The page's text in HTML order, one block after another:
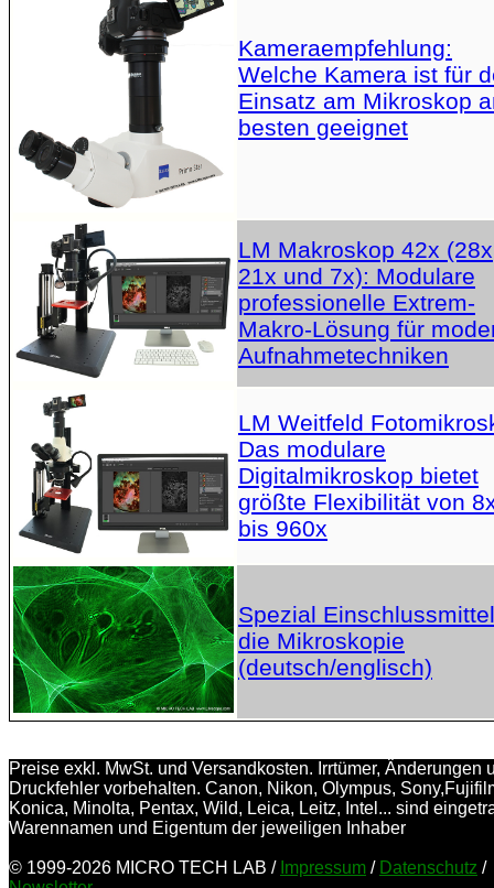
Kameraempfehlung:
Welche Kamera ist für
Einsatz am Mikroskop
besten geeignet
LM Makroskop 42x
21x und 7x): Modulare
professionelle Extrem-
Makro-Lösung für
Aufnahmetechniken
LM Weitfeld
Das modulare
Digitalmikroskop bietet
größte Flexibilität von
bis 960x
Spezial
die Mikroskopie
(deutsch/englisch)
Preise exkl. MwSt. und Versandkosten. Irrtümer, Änderungen
Druckfehler vorbehalten. Canon, Nikon, Olympus,
Konica, Minolta, Pentax, Wild, Leica, Leitz, Intel... sind
Warennamen und Eigentum der jeweiligen Inhaber
© 1999-2026 MICRO TECH LAB / Impressum / Datenschutz /